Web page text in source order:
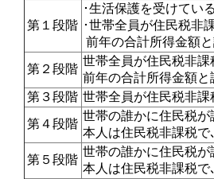
第１段階
･生活保護を受けてい
･世帯全員が住民税非
前年の合計所得金額と
第２段階
世帯全員が住民税非課
前年の合計所得金額
第３段階 世帯全員が住民税非
第４段階
世帯の誰かに住民税が
本人は住民税非課税
第５段階
世帯の誰かに住民税が
本人は住民税非課税